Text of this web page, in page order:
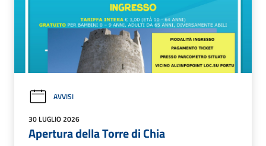
AVVISI
30 LUGLIO 2026
Apertura della Torre di Chia